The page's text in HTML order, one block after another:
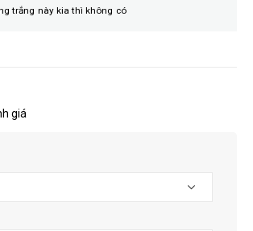
trắng này kia thì không có
giá